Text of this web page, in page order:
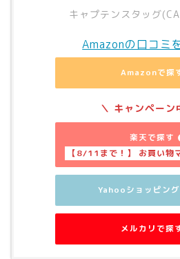
キャプテンスタッグ
Amazonの口コミ
Amazonで探
楽天で探す
Yahooショッピン
メルカリで探